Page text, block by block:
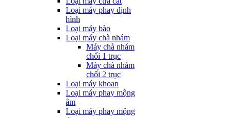
Loại máy phay định
hình
Loại máy bào
Loại máy chà nhám
Máy chà nhám
chổi 1 trục
Máy chà nhám
chổi 2 trục
Loại máy khoan
Loại máy phay mộng
âm
Loại máy phay mộng